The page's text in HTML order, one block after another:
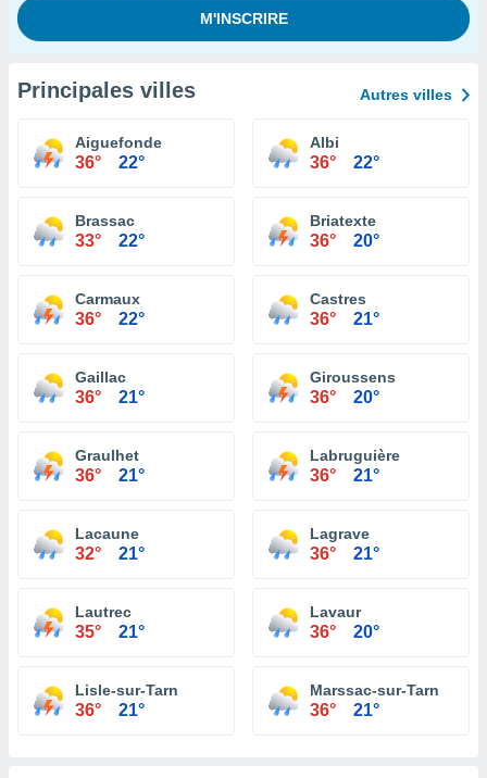
Principales villes Autres villes
Aiguefonde
36° 22°
Albi
36° 22°
Brassac
33° 22°
Briatexte
36° 20°
Carmaux
36° 22°
Castres
36° 21°
Gaillac
36° 21°
Giroussens
36° 20°
Graulhet
36° 21°
Labruguière
36° 21°
Lacaune
32° 21°
Lagrave
36° 21°
Lautrec
35° 21°
Lavaur
36° 20°
Lisle-sur-Tarn
36° 21°
Marssac-sur-Tarn
36° 21°